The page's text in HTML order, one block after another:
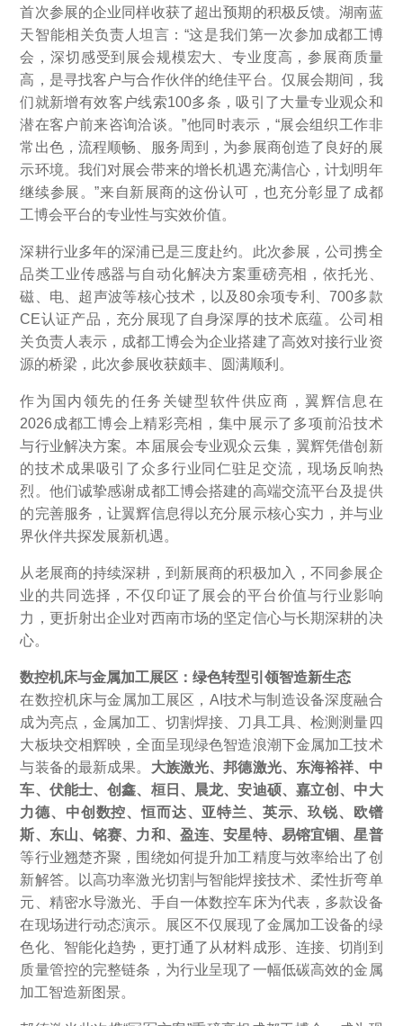
首次参展的企业同样收获了超出预期的积极反馈。湖南蓝
天智能相关负责人坦言：“这是我们第一次参加成都工博
会，深切感受到展会规模宏大、专业度高，参展商质量
高，是寻找客户与合作伙伴的绝佳平台。仅展会期间，我
们就新增有效客户线索100多条，吸引了大量专业观众和
潜在客户前来咨询洽谈。”他同时表示，“展会组织工作非
常出色，流程顺畅、服务周到，为参展商创造了良好的展
示环境。我们对展会带来的增长机遇充满信心，计划明年
继续参展。”来自新展商的这份认可，也充分彰显了成都
工博会平台的专业性与实效价值。
深耕行业多年的深浦已是三度赴约。此次参展，公司携全
品类工业传感器与自动化解决方案重磅亮相，依托光、
磁、电、超声波等核心技术，以及80余项专利、700多款
CE认证产品，充分展现了自身深厚的技术底蕴。公司相
关负责人表示，成都工博会为企业搭建了高效对接行业资
源的桥梁，此次参展收获颇丰、圆满顺利。
作为国内领先的任务关键型软件供应商，翼辉信息在
2026成都工博会上精彩亮相，集中展示了多项前沿技术
与行业解决方案。本届展会专业观众云集，翼辉凭借创新
的技术成果吸引了众多行业同仁驻足交流，现场反响热
烈。他们诚挚感谢成都工博会搭建的高端交流平台及提供
的完善服务，让翼辉信息得以充分展示核心实力，并与业
界伙伴共探发展新机遇。
从老展商的持续深耕，到新展商的积极加入，不同参展企
业的共同选择，不仅印证了展会的平台价值与行业影响
力，更折射出企业对西南市场的坚定信心与长期深耕的决
心。
数控机床与金属加工展区：绿色转型引领智造新生态
在数控机床与金属加工展区，AI技术与制造设备深度融合
成为亮点，金属加工、切割焊接、刀具工具、检测测量四
大板块交相辉映，全面呈现绿色智造浪潮下金属加工技术
与装备的最新成果。 大族激光、邦德激光、东海裕祥、中
车、伏能士、创鑫、桓日、晨龙、安迪硕、嘉立创、中大
力德、中创数控、恒而达、亚特兰、英示、玖锐、欧镨
斯、东山、铭赛、力和、盈连、安星特、易镕宜锢、星普
等行业翘楚齐聚，围绕如何提升加工精度与效率给出了创
新解答。以高功率激光切割与智能焊接技术、柔性折弯单
元、精密水导激光、手自一体数控车床为代表，多款设备
在现场进行动态演示。展区不仅展现了金属加工设备的绿
色化、智能化趋势，更打通了从材料成形、连接、切削到
质量管控的完整链条，为行业呈现了一幅低碳高效的金属
加工智造新图景。